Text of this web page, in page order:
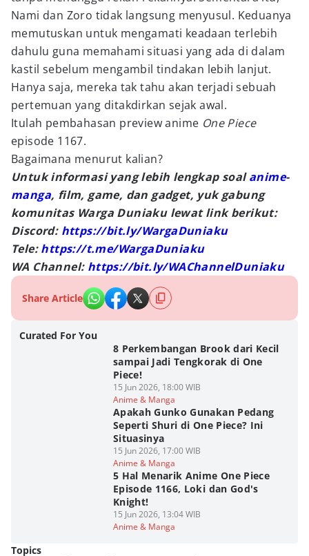
Nami dan Zoro tidak langsung menyusul. Keduanya
memutuskan untuk mengamati keadaan terlebih
dahulu guna memahami situasi yang ada di dalam
kastil sebelum mengambil tindakan lebih lanjut.
Hanya saja, mereka tak tahu akan terjadi sebuah
pertemuan yang ditakdirkan sejak awal.
Itulah pembahasan preview anime One Piece
episode 1167.
Bagaimana menurut kalian?
Untuk informasi yang lebih lengkap soalanime-
manga, film, game, dan gadget, yuk gabung
komunitas Warga Duniaku lewat link berikut:
Discord: https://bit.ly/WargaDuniaku
Tele:https://t.me/WargaDuniaku
WA Channel: https://bit.ly/WAChannelDuniaku
Share Article
Curated For You
8 Perkembangan Brook dari Kecil
sampai Jadi Tengkorak di One
Piece!
15 Jun 2026, 18:00 WIB
Anime & Manga
Apakah Gunko Gunakan Pedang
Seperti Shuri di One Piece? Ini
Situasinya
15 Jun 2026, 17:00 WIB
Anime & Manga
5 Hal Menarik Anime One Piece
Episode 1166, Loki dan God's
Knight!
15 Jun 2026, 13:04 WIB
Anime & Manga
Topics